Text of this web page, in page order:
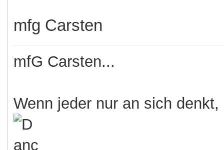
mfg Carsten
mfG Carsten...
Wenn jeder nur an sich